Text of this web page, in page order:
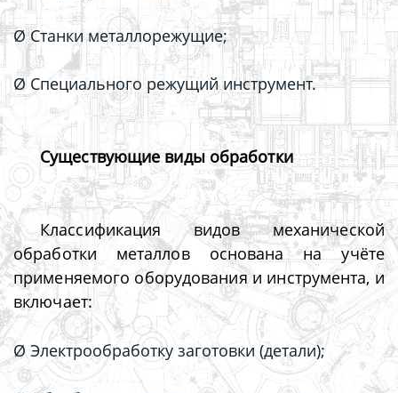
Ø Станки металлорежущие;
Ø Специального режущий инструмент.
Существующие виды обработки
Классификация видов механической
обработки металлов
основана на учёте
применяемого оборудования и инструмента, и
включает:
Ø Электрообработку заготовки (детали);